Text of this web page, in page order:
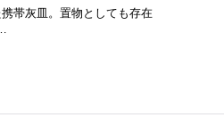
帯灰皿。置物としても存在